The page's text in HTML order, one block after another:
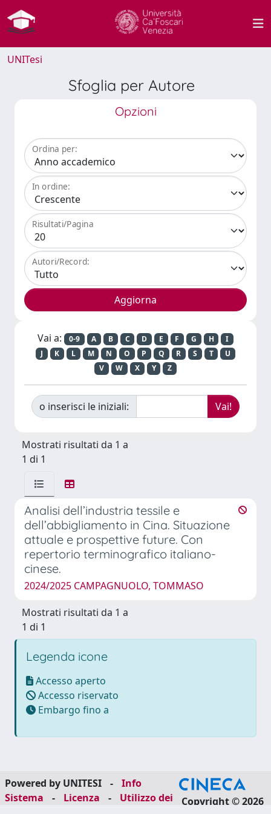
UNITesi
Sfoglia per Autore
Opzioni
Ordina per:
In ordine:
Risultati/Pagina
Autori/Record:
Vai a: 0-9 A B C D E F G H
I
J
K L M N O P Q R S T
U
V
W X Y Z
o inserisci le iniziali:
Mostrati risultati da 1 a
1 di 1
Analisi dell’industria tessile e
dell’abbigliamento in Cina. Situazione
attuale e prospettive future. Con
repertorio terminografico italiano-
cinese.
2024/2025 CAMPAGNUOLO, TOMMASO
Mostrati risultati da 1 a
1 di 1
Legenda icone
Accesso aperto
Accesso riservato
Embargo fino a
Powered by UNITESI -
Info
Sistema
- Licenza -
Utilizzo dei
Copyright © 2026